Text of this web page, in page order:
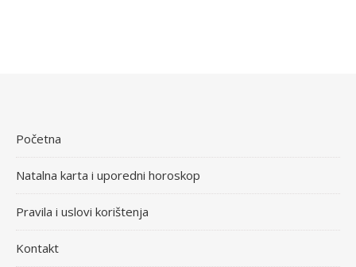
Početna
Natalna karta i uporedni horoskop
Pravila i uslovi korištenja
Kontakt